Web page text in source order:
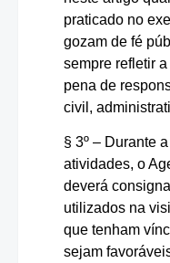
praticado no
gozam de fé
sempre refletir
pena de
civil,
§ 3º – Durante
atividades, o
deverá
utilizados na
que tenham
sejam